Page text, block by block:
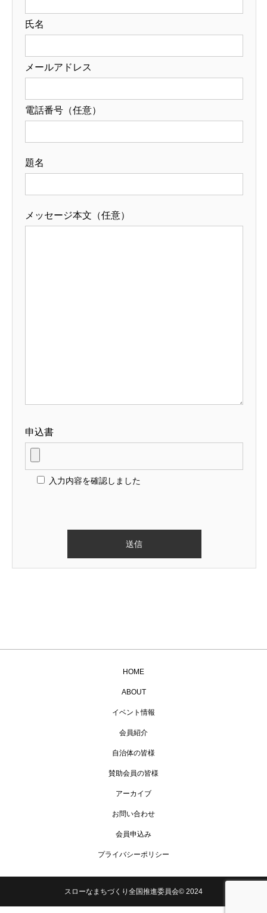
氏名
メールアドレス
電話番号（任意）
題名
メッセージ本文（任意）
申込書
入力内容を確認しました
HOME
ABOUT
イベント情報
会員紹介
自治体の皆様
賛助会員の皆様
アーカイブ
お問い合わせ
会員申込み
プライバシーポリシー
スローなまちづくり全国推進委員会© 2024